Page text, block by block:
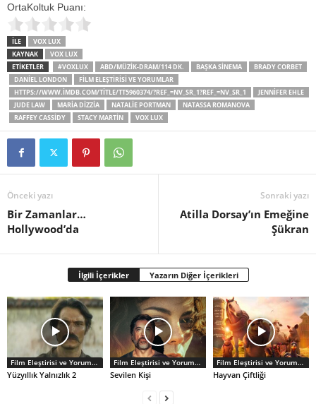
OrtaKoltuk Puanı:
İLE
VOX LUX
KAYNAK
VOX LUX
ETİKETLER
#VOXLUX ABD/MÜZIK-DRAM/114 DK. BAŞKA SİNEMA
BRADY CORBET
DANIEL LONDON
FILM ELEŞTIRISI VE YORUMLAR
HTTPS://WWW.IMDB.COM/TITLE/TT5960374/?REF_=NV_SR_1?REF_=NV_SR_1
JENNIFER EHLE
JUDE LAW
MARIA DIZZIA NATALIE PORTMAN
NATASSA ROMANOVA
RAFFEY CASSIDY
STACY MARTIN VOX LUX
Önceki yazı
Bir Zamanlar…
Hollywood’da
Sonraki yazı
Atilla Dorsay’ın Emeğine
Şükran
İlgili İçerikler Yazarın Diğer İçerikleri
Film Eleştirisi ve Yorumlar
Yüzyıllık Yalnızlık 2
Film Eleştirisi ve Yorumlar
Sevilen Kişi
Film Eleştirisi ve Yorumlar
Hayvan Çiftliği